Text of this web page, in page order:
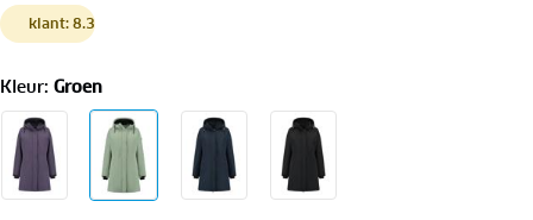
klant: 8.3
Kleur: Groen